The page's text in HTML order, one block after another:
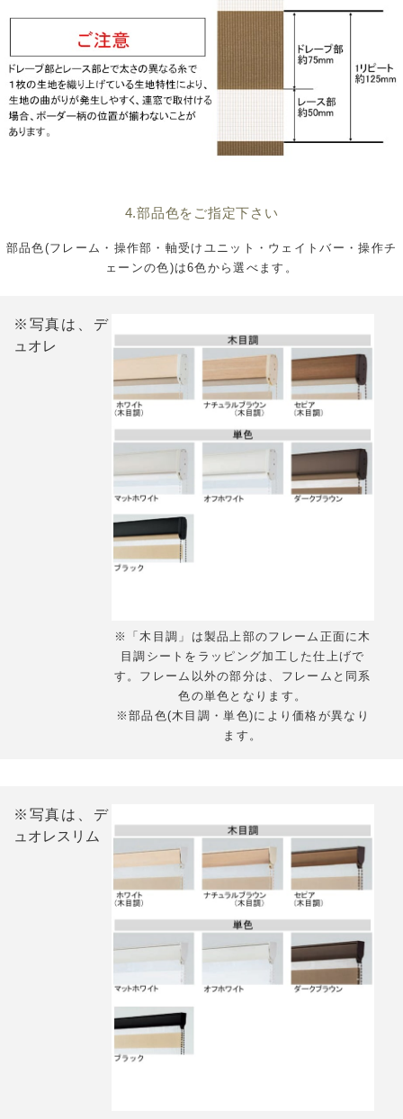
4.部品色をご指定下さい
部品色(フレーム・操作部・軸受けユニット・ウェイトバー・操作チ
ェーンの色)は6色から選べます。
※写真は、デ
ュオレ
※「木目調」は製品上部のフレーム正面に木
目調シートをラッピング加工した仕上げで
す。フレーム以外の部分は、フレームと同系
色の単色となります。
※部品色(木目調・単色)により価格が異なり
ます。
※写真は、デ
ュオレスリム